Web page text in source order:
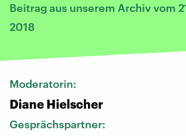
Beitrag aus unserem Archiv vom
2018
Moderatorin:
Diane Hielscher
Gesprächspartner: